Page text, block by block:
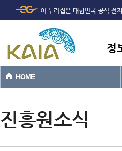
본문바로가기
이 누리집은 대한민국 공식 전
정
HOME
진흥원소식